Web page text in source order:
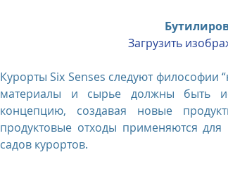
Загрузить
Курорты Six Senses следуют философии
материалы и сырье должны быть
концепцию, создавая новые
продуктовые отходы применяются
садов курортов.